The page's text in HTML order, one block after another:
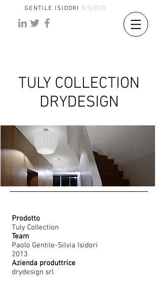
GENTILE ISIDORI STUDIO
TULY COLLECTION
DRYDESIGN
Prodotto
Tuly Collection
Team
Paolo Gentile-Silvia Isidori
2013
Azienda produttrice
drydesign srl